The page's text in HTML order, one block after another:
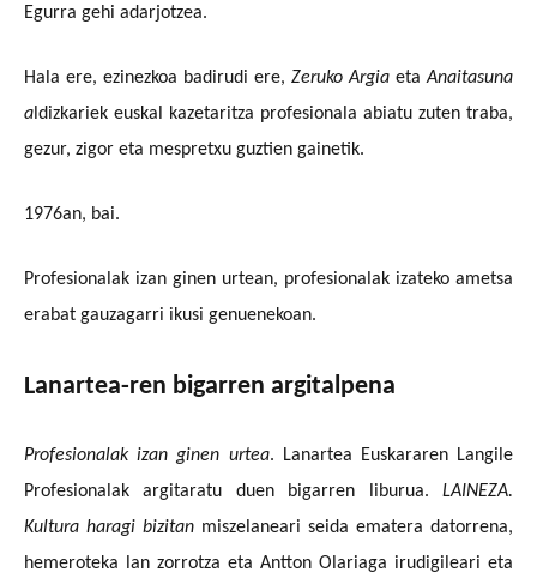
Egurra gehi adarjotzea.
Hala ere, ezinezkoa badirudi ere, Zeruko Argia etaAnaitasuna
a ldizkariek euskal kazetaritza profesionala abiatu zuten traba,
gezur, zigor eta mespretxu guztien gainetik.
1976an, bai.
Profesionalak izan ginen urtean, profesionalak izateko ametsa
erabat gauzagarri ikusi genuenekoan.
Lanartea-ren bigarren argitalpena
Profesionalak izan ginen urtea. Lanartea Euskararen Langile
Profesionalak argitaratu duen bigarren liburua. LAINEZA.
Kultura haragi bizitan miszelaneari seida ematera datorrena,
hemeroteka lan zorrotza eta Antton Olariaga irudigileari eta